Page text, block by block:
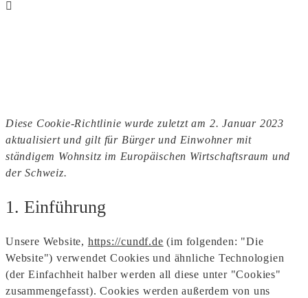
Diese Cookie-Richtlinie wurde zuletzt am 2. Januar 2023
aktualisiert und gilt für Bürger und Einwohner mit
ständigem Wohnsitz im Europäischen Wirtschaftsraum und
der Schweiz.
1. Einführung
Unsere Website, https://cundf.de (im folgenden: "Die
Website") verwendet Cookies und ähnliche Technologien
(der Einfachheit halber werden all diese unter "Cookies"
zusammengefasst). Cookies werden außerdem von uns